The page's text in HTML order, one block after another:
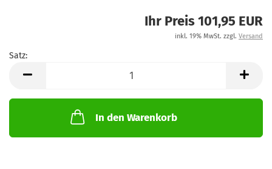
Ihr Preis 101,95 EUR
inkl. 19% MwSt. zzgl. Versand
Satz:
In den Warenkorb